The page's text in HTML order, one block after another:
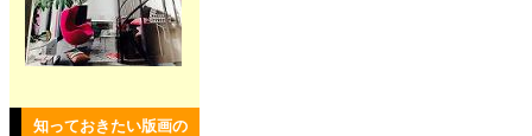
知っておきたい版画の